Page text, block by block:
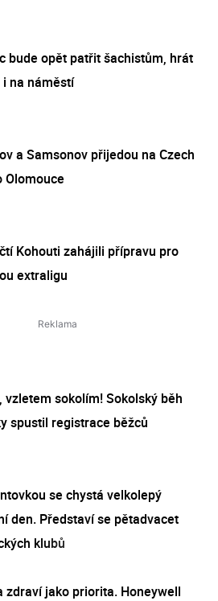
bude opět patřit šachistům, hrát
na náměstí
a Samsonov přijedou na Czech
Olomouce
Kohouti zahájili přípravu pro
extraligu
vzletem sokolím! Sokolský běh
spustil registrace běžců
se chystá velkolepý
den. Představí se pětadvacet
klubů
zdraví jako priorita. Honeywell